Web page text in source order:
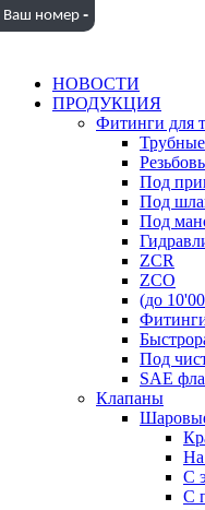
НОВОСТИ
ПРОДУКЦИЯ
Фитинги для
Трубные
Под
Под
Под
ZCR
ZCO
(до
Под
SAE
Клапаны
С
С
Ваш номер -